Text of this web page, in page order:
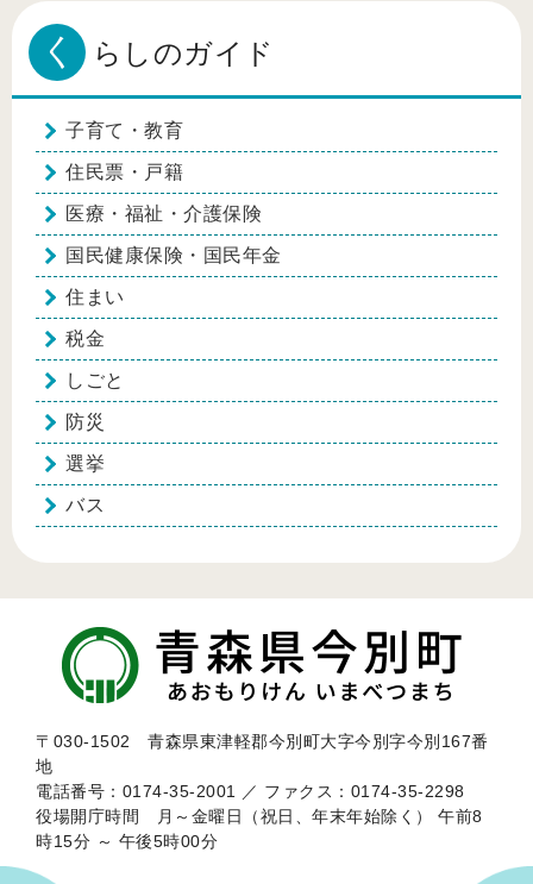
く らしのガイド
子育て・教育
住民票・戸籍
医療・福祉・介護保険
国民健康保険・国民年金
住まい
税金
しごと
防災
選挙
バス
〒030-1502 青森県東津軽郡今別町大字今別字今別167番
地
電話番号：0174-35-2001 ／ ファクス：0174-35-2298
役場開庁時間 月～金曜日（祝日、年末年始除く） 午前8
時15分 ～ 午後5時00分